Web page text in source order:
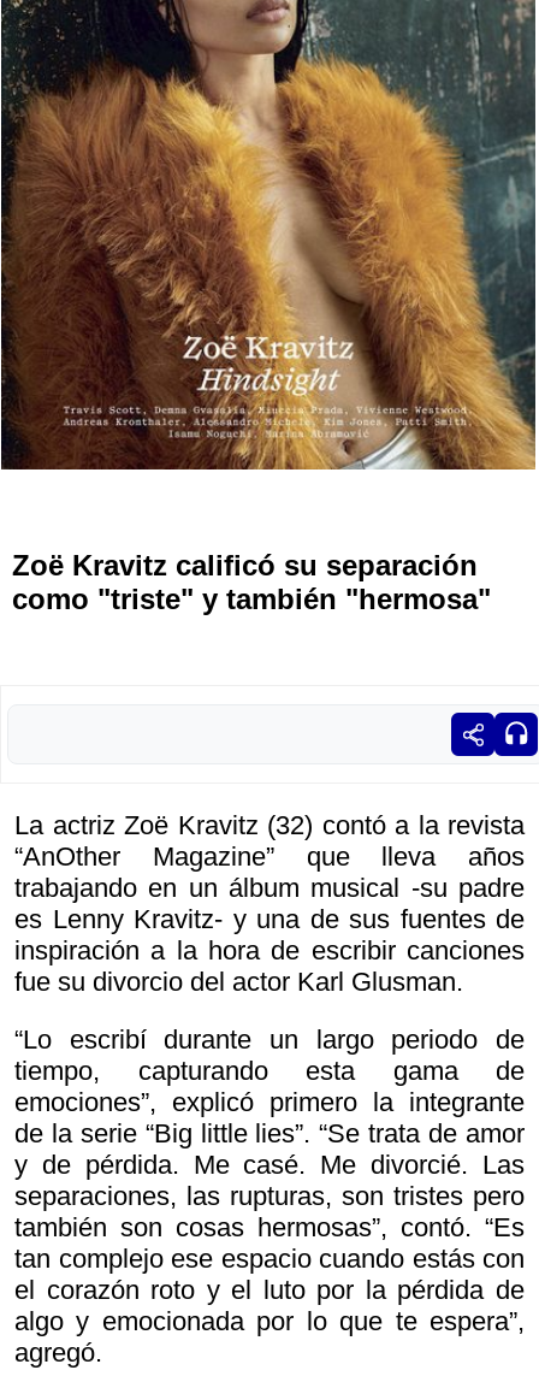
Zoë Kravitz calificó su separación
como "triste" y también "hermosa"
La actriz Zoë Kravitz (32) contó a la revista
“AnOther Magazine” que lleva años
trabajando en un álbum musical -su padre
es Lenny Kravitz- y una de sus fuentes de
inspiración a la hora de escribir canciones
fue su divorcio del actor Karl Glusman.
“Lo escribí durante un largo periodo de
tiempo, capturando esta gama de
emociones”, explicó primero la integrante
de la serie “Big little lies”. “Se trata de amor
y de pérdida. Me casé. Me divorcié. Las
separaciones, las rupturas, son tristes pero
también son cosas hermosas”, contó. “Es
tan complejo ese espacio cuando estás con
el corazón roto y el luto por la pérdida de
algo y emocionada por lo que te espera”,
agregó.